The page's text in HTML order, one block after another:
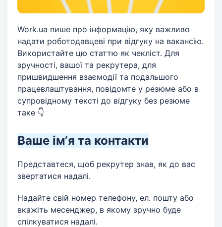
Work.ua пише про інформацію, яку важливо
надати роботодавцеві при відгуку на вакансію.
Використайте цю статтю як чекліст. Для
зручності, вашої та рекрутера, для
пришвидшення взаємодії та подальшого
працевлаштування, повідомте у резюме або в
супровідному тексті до відгуку без резюме
таке 👇
Ваше імʼя та контакти
Представтеся, щоб рекрутер знав, як до вас
звертатися надалі.
Надайте свій номер телефону, ел. пошту або
вкажіть месенджер, в якому зручно буде
спілкуватися надалі.